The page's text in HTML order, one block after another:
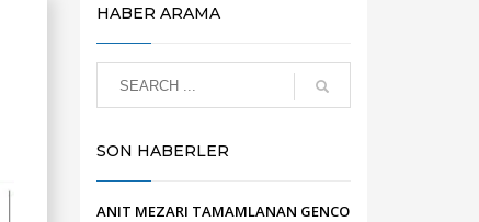
HABER ARAMA
SON HABERLER
ANIT MEZARI TAMAMLANAN GENCO